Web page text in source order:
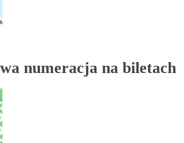
numeracja na biletach